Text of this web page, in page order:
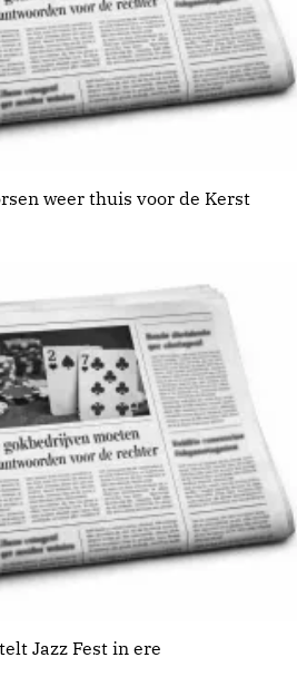
weer thuis voor de Kerst
Jazz Fest in ere